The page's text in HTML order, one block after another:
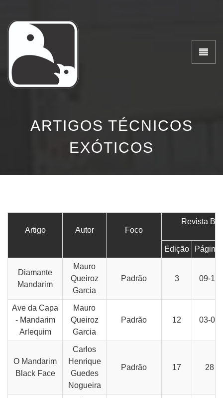
ARTIGOS TÉCNICOS
EXÓTICOS
Artigo Autor Foco
Revista
Edição
Diamante
Mandarim
Mauro
Queiroz
Garcia
Padrão 3 09-10
Ave da Capa
- Mandarim
Arlequim
Mauro
Queiroz
Garcia
Padrão 12 03-04
O Mandarim
Black Face
Carlos
Henrique
Guedes
Nogueira
Padrão 17 28